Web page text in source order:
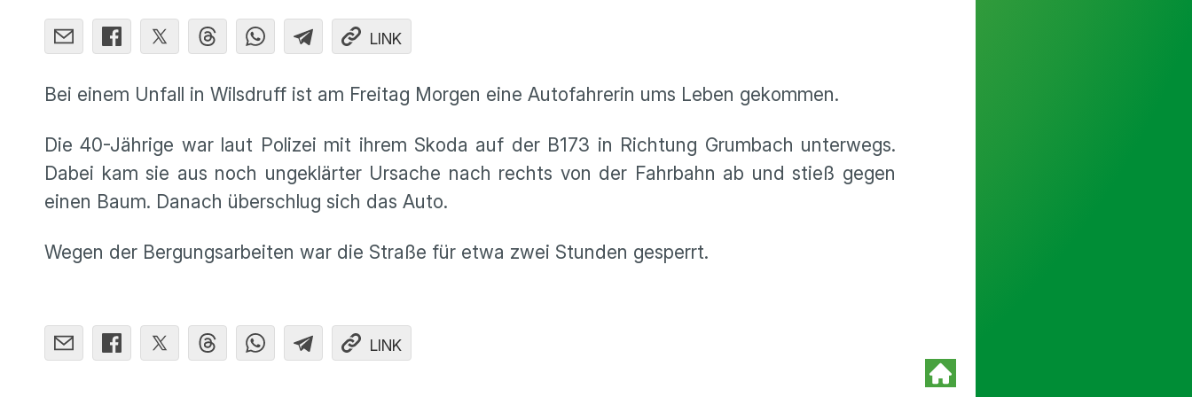
LINK
Bei einem Unfall in Wilsdruff ist am Freitag Morgen eine Autofahrerin ums Leben gekommen.
Die 40-Jährige war laut Polizei mit ihrem Skoda auf der B173 in Richtung Grumbach unterwegs.
Dabei kam sie aus noch ungeklärter Ursache nach rechts von der Fahrbahn ab und stieß gegen
einen Baum. Danach überschlug sich das Auto.
Wegen der Bergungsarbeiten war die Straße für etwa zwei Stunden gesperrt.
LINK